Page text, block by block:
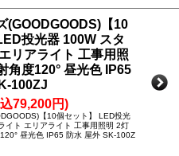
(GOODGOODS)【10
投光器 100W スタ
リアライト 工事用照
角度120° 昼光色 IP65
100ZJ
79,200円)
【10個セット】 LED投光
イト エリアライト 工事用照明 2灯
昼光色 IP65 防水 屋外 SK-100Z